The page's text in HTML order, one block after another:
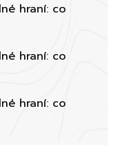
hraní: co
hraní: co
hraní: co